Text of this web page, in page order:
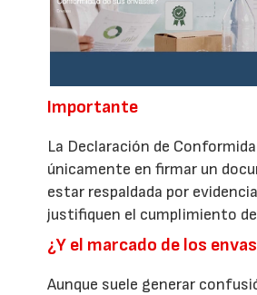
Importante
La Declaración de
únicamente en firmar un
estar respaldada por
justifiquen el cumplimiento
¿Y el marcado de los
Aunque suele generar